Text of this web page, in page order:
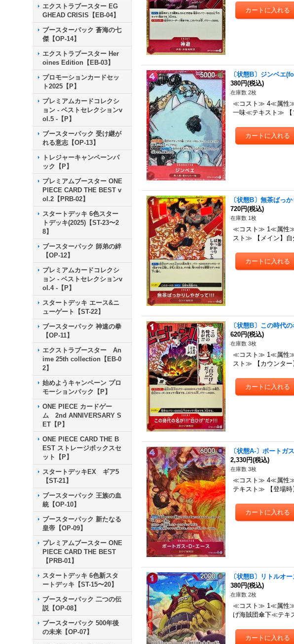
エクストラブースター EG
GHEAD CRISIS【EB-04】
ブースターパック 蒼海の七
傑【OP-14】
エクストラブースター Her
oines Edition【EB-03】
プロモーションカードセッ
ト2025【P】
プレミアムカードコレクシ
ョン - ベストセレクションv
ol.5 -【P】
ブースターパック 受け継が
れる意志【OP-13】
トレジャーキャンペーンパ
ック【P】
プレミアムブースター ONE
PIECE CARD THE BEST v
ol.2【PRB-02】
スタートデッキ 6色スター
トデッキ(2025)【ST-23〜2
8】
ブースターパック 師弟の絆
【OP-12】
プレミアムカードコレクシ
ョン - ベストセレクションv
ol.4 -【P】
スタートデッキ エース&ニ
ューゲート【ST-22】
ブースターパック 神速の拳
【OP-11】
エクストラブースター An
ime 25th collection【EB-0
2】
始めようキャンペーン プロ
モーションパック【P】
ONE PIECE カードゲー
ム 2nd ANNIVERSARY S
ET【P】
ONE PIECE CARD THE B
EST ストレージボックスセ
ット【P】
スタートデッキEX ギア5
【ST-21】
ブースターパック 王族の血
統【OP-10】
ブースターパック 新たなる
皇帝【OP-09】
プレミアムブースター ONE
PIECE CARD THE BEST
【PRB-01】
スタートデッキ 6色新スタ
ートデッキ【ST-15〜20】
ブースターパック 二つの伝
説【OP-08】
ブースターパック 500年後
の未来【OP-07】
〔状態B〕ジンベエ
380円(税込)
在庫数 2枚
≪コスト≫ 4≪属性
一味≪テキスト≫ 【
〔状態B〕無茶ばっ
720円(税込)
在庫数 1枚
≪コスト≫ 1≪属性
スト≫ 【メイン】
〔状態B〕この時代
620円(税込)
在庫数 3枚
≪コスト≫ 1≪属性
スト≫ 【カウンタ
〔状態A-〕ポートガ
2,330円(税込)
在庫数 3枚
≪コスト≫ 4≪属性
テキスト≫ 【登場
〔状態B〕リトルオ
380円(税込)
在庫数 2枚
≪コスト≫ 1≪属性
げ海賊団傘下≪テ